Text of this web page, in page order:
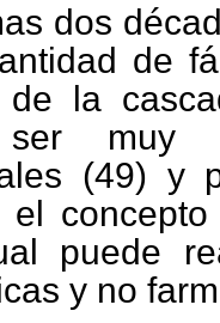
dos
de
de la
ser muy
(49) y
el
puede
y no